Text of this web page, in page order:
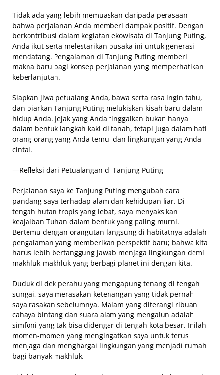
Tidak ada yang lebih memuaskan daripada perasaan
bahwa perjalanan Anda memberi dampak positif. Dengan
berkontribusi dalam kegiatan ekowisata di Tanjung Puting,
Anda ikut serta melestarikan pusaka ini untuk generasi
mendatang. Pengalaman di Tanjung Puting memberi
makna baru bagi konsep perjalanan yang memperhatikan
keberlanjutan.
Siapkan jiwa petualang Anda, bawa serta rasa ingin tahu,
dan biarkan Tanjung Puting melukiskan kisah baru dalam
hidup Anda. Jejak yang Anda tinggalkan bukan hanya
dalam bentuk langkah kaki di tanah, tetapi juga dalam hati
orang-orang yang Anda temui dan lingkungan yang Anda
cintai.
—Refleksi dari Petualangan di Tanjung Puting
Perjalanan saya ke Tanjung Puting mengubah cara
pandang saya terhadap alam dan kehidupan liar. Di
tengah hutan tropis yang lebat, saya menyaksikan
keajaiban Tuhan dalam bentuk yang paling murni.
Bertemu dengan orangutan langsung di habitatnya adalah
pengalaman yang memberikan perspektif baru; bahwa kita
harus lebih bertanggung jawab menjaga lingkungan demi
makhluk-makhluk yang berbagi planet ini dengan kita.
Duduk di dek perahu yang mengapung tenang di tengah
sungai, saya merasakan ketenangan yang tidak pernah
saya rasakan sebelumnya. Malam yang diterangi ribuan
cahaya bintang dan suara alam yang mengalun adalah
simfoni yang tak bisa didengar di tengah kota besar. Inilah
momen-momen yang mengingatkan saya untuk terus
menjaga dan menghargai lingkungan yang menjadi rumah
bagi banyak makhluk.